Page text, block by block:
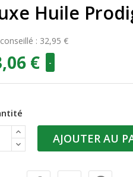
Huile
: 32,95 €
€ -
AJOUTER AU